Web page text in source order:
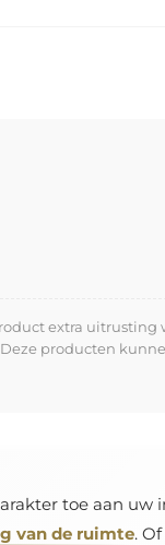
extra
producten
toe aan uw
van de ruimte.